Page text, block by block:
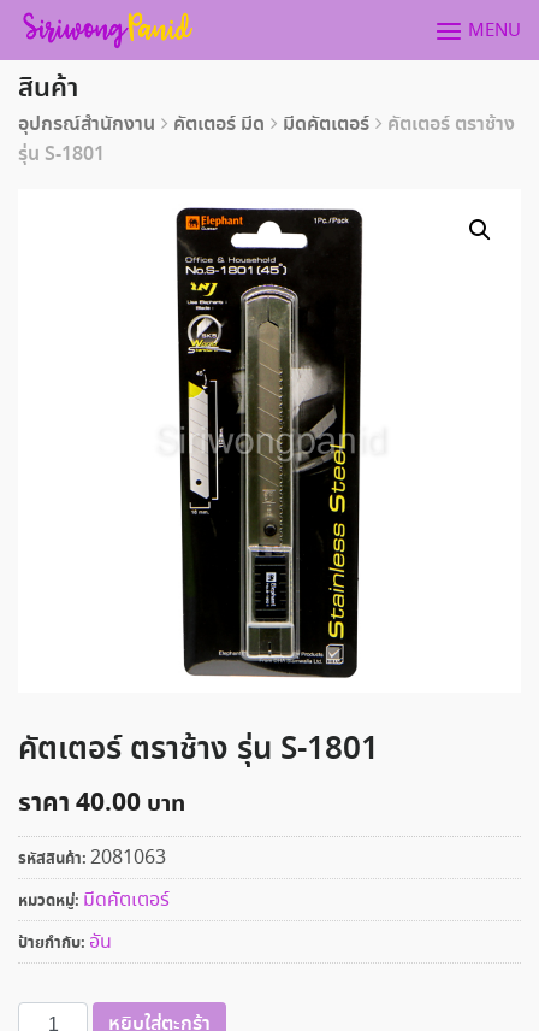
Skip
content
MENU
สินค้า
อุปกรณ์สำนักงาน คัตเตอร์ มีด มีดคัตเตอร์
คัตเตอร์ ตราช้าง
รุ่น S-1801
คัตเตอร์ ตราช้าง รุ่น S-1801
ราคา40.00
รหัสสินค้า: 2081063
หมวดหมู่: มีดคัตเตอร์
ป้ายกำกับ: อัน
จำนวน
หยิบใส่ตะกร้า